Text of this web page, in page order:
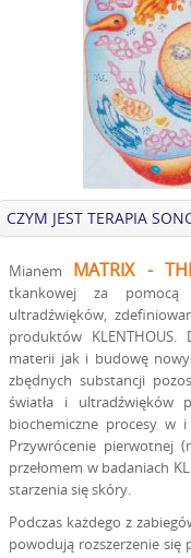
CZYM JEST TERAPIA
Mianem MATRIX -
tkankowej za pomocą
ultradźwięków,
produktów
materii jak i budowę
zbędnych substancji
światła i ultradźwięków
biochemiczne procesy w
Przywrócenie pierwotnej
przełomem w badaniach
starzenia się skóry.
Podczas każdego z
powodują rozszerzenie